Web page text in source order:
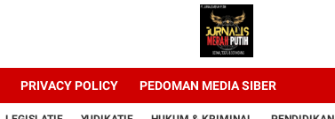
PRIVACY POLICY PEDOMAN MEDIA SIBER